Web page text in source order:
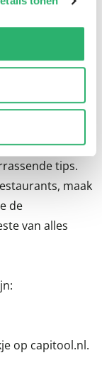
en
een
met handige
tips.
maak
de
van alles
op capitool.nl.